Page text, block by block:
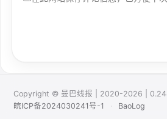
Copyright © 曼巴线报 | 2020-2026 |
皖ICP备2024030241号-1
· BaoLog